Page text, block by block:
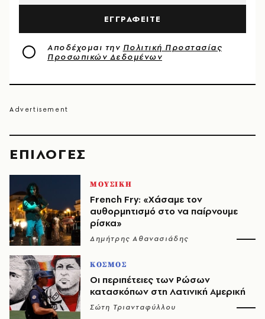
EΠΙΛΟΓΈΣ
ΜΟΥΣΙΚΗ
French Fry: «Χάσαμε τον
αυθορμητισμό στο να παίρνουμε
ρίσκα»
Δημήτρης Αθανασιάδης
ΚΟΣΜΟΣ
Οι περιπέτειες των Ρώσων
κατασκόπων στη Λατινική Αμερική
Σώτη Τριανταφύλλου
ΕΓΓΡΑΦΕΙΤΕ
Αποδέχομαι την Πολιτική Προστασίας
Προσωπικών Δεδομένων